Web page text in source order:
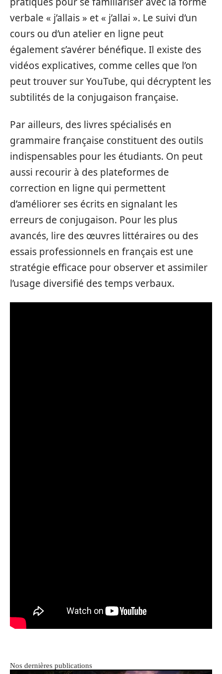
verbale « j’allais » et « j’allai ». Le suivi d’un
cours ou d’un atelier en ligne peut
également s’avérer bénéfique. Il existe des
vidéos explicatives, comme celles que l’on
peut trouver sur YouTube, qui décryptent les
subtilités de la conjugaison française.
Par ailleurs, des livres spécialisés en
grammaire française constituent des outils
indispensables pour les étudiants. On peut
aussi recourir à des plateformes de
correction en ligne qui permettent
d’améliorer ses écrits en signalant les
erreurs de conjugaison. Pour les plus
avancés, lire des œuvres littéraires ou des
essais professionnels en français est une
stratégie efficace pour observer et assimiler
l’usage diversifié des temps verbaux.
Nos dernières publications